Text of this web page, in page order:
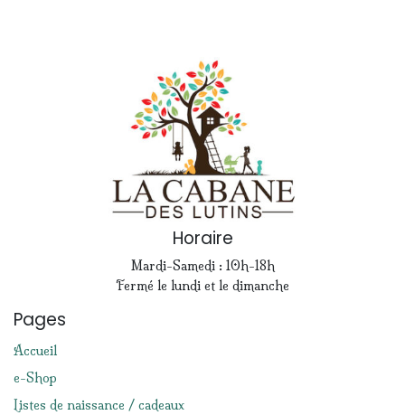
Horaire
Mardi-Samedi : 10h-18h
Fermé le lundi et le dimanche
Pages
Accueil
e-Shop
Listes de naissance / cadeaux